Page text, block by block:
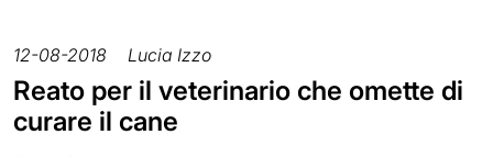
12-08-2018 Lucia Izzo
Reato per il veterinario che omette di
curare il cane